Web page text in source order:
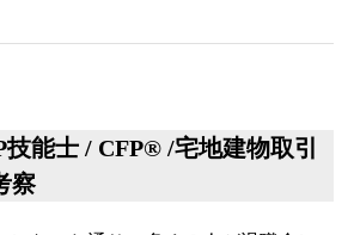
技能士 / CFP® /宅地建物取引
察